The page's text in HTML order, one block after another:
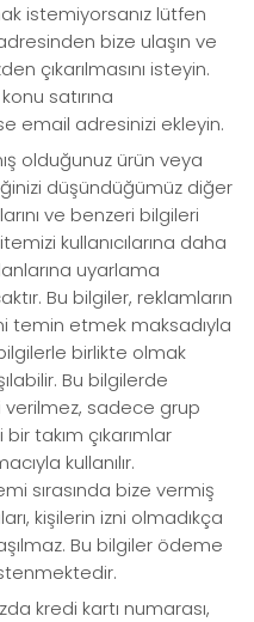
istemiyorsanız lütfen
bize ulaşın ve
çıkarılmasını isteyin.
satırına
email adresinizi ekleyin.
olduğunuz ürün veya
düşündüğümüz diğer
ve benzeri bilgileri
kullanıcılarına daha
uyarlama
Bu bilgiler, reklamların
temin etmek maksadıyla
birlikte olmak
Bu bilgilerde
verilmez, sadece grup
takım çıkarımlar
kullanılır.
sırasında bize vermiş
kişilerin izni olmadıkça
Bu bilgiler ödeme
kredi kartı numarası,